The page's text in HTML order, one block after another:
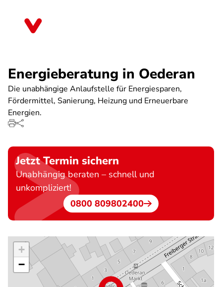
Energieberatung in Oederan
Die unabhängige Anlaufstelle für Energiesparen,
Fördermittel, Sanierung, Heizung und Erneuerbare
Energien.
Jetzt Termin sichern
Unabhängig beraten – schnell und
unkompliziert!
0800 809802400
+
−